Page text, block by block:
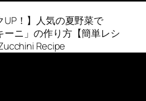
UP！】人気の夏野菜で
ニ」の作り方【簡単レシ
Recipe